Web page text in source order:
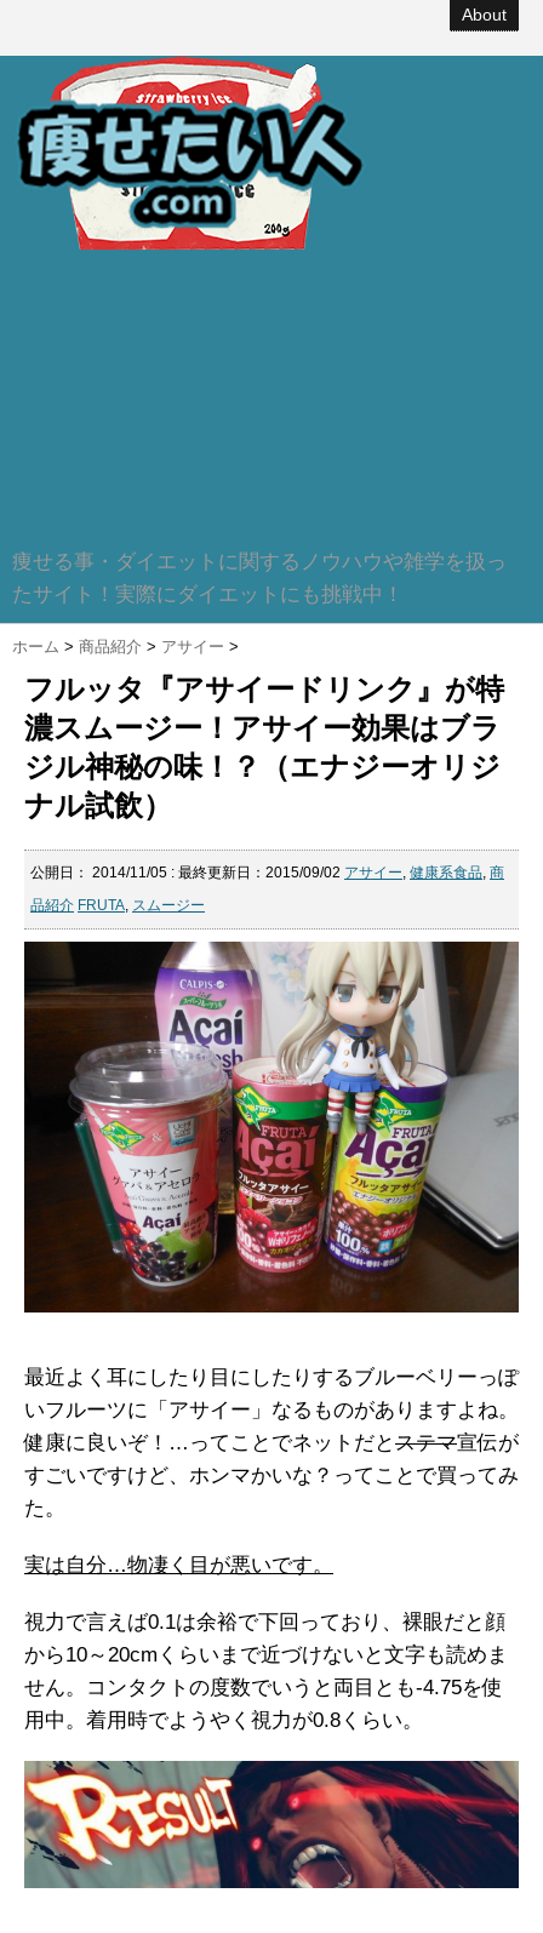
About
痩せる事・ダイエットに関するノウハウや雑学を扱っ
たサイト！実際にダイエットにも挑戦中！
ホーム > 商品紹介 > アサイー >
フルッタ『アサイードリンク』が特
濃スムージー！アサイー効果はブラ
ジル神秘の味！？（エナジーオリジ
ナル試飲）
公開日： 2014/11/05 : 最終更新日：2015/09/02 アサイー, 健康系食品, 商
品紹介 FRUTA, スムージー
最近よく耳にしたり目にしたりするブルーベリーっぽ
いフルーツに「アサイー」なるものがありますよね。
健康に良いぞ！…ってことでネットだとステマ宣伝が
すごいですけど、ホンマかいな？ってことで買ってみ
た。
実は自分…物凄く目が悪いです。
視力で言えば0.1は余裕で下回っており、裸眼だと顔
から10～20cmくらいまで近づけないと文字も読めま
せん。コンタクトの度数でいうと両目とも-4.75を使
用中。着用時でようやく視力が0.8くらい。